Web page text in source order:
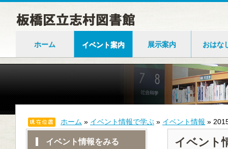
ホーム イベント案内 展示案内 おはな
ホーム » イベント情報で学ぶ » イベント情報 »
イベント情報をみる イベント